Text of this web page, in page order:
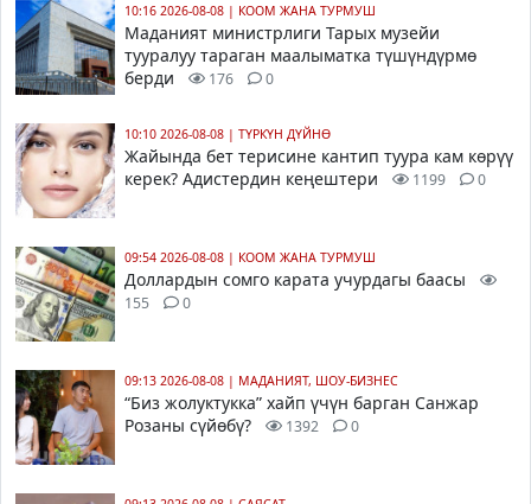
10:16 2026-08-08 | КООМ ЖАНА ТУРМУШ
Маданият министрлиги Тарых музейи
тууралуу тараган маалыматка түшүндүрмө
берди
176 0
10:10 2026-08-08 | ТҮРКҮН ДҮЙНӨ
Жайында бет терисине кантип туура кам көрүү
керек? Адистердин кеңештери
1199 0
09:54 2026-08-08 | КООМ ЖАНА ТУРМУШ
Доллардын сомго карата учурдагы баасы
155 0
09:13 2026-08-08 | МАДАНИЯТ, ШОУ-БИЗНЕС
“Биз жолуктукка” хайп үчүн барган Санжар
Розаны сүйөбү?
1392 0